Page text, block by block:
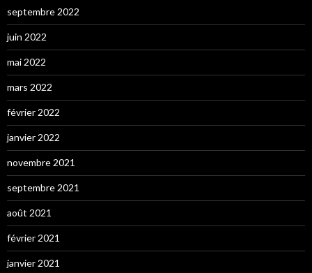
septembre 2022
juin 2022
mai 2022
mars 2022
février 2022
janvier 2022
novembre 2021
septembre 2021
août 2021
février 2021
janvier 2021